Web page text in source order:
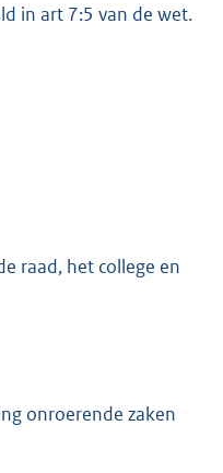
in art 7:5 van de wet.
raad, het college en
onroerende zaken